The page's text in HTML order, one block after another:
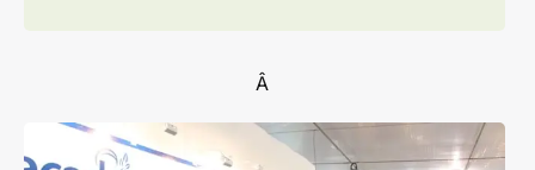
Â